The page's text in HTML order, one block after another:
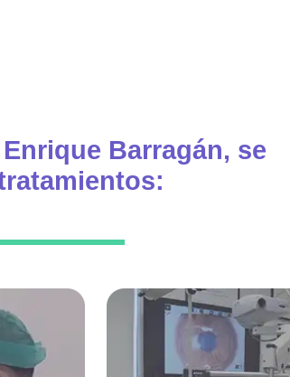
Barragán, se